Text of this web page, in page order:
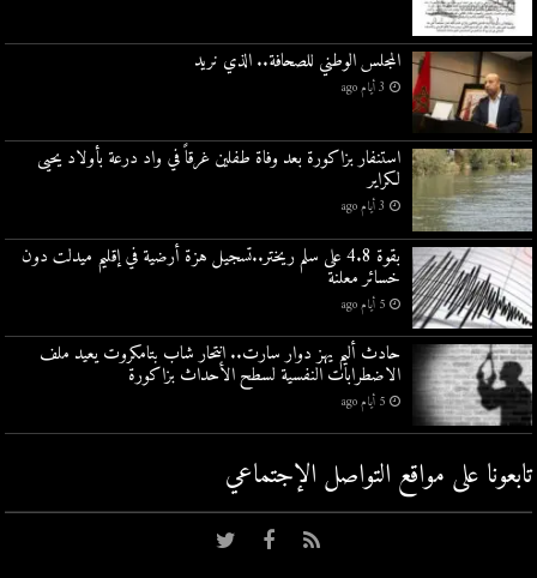
المجلس الوطني للصحافة.. الذي نريد
3 أيام ago
استنفار بزاكورة بعد وفاة طفلين غرقاً في واد درعة بأولاد يحيى
لكراير
3 أيام ago
بقوة 4.8 على سلم ريختر..تسجيل هزة أرضية في إقليم ميدلت دون
خسائر معلنة
5 أيام ago
حادث أليم يهز دوار سارت.. انتحار شاب بتامكروت يعيد ملف
الاضطرابات النفسية لسطح الأحداث بزاكورة
5 أيام ago
تابعونا على مواقع التواصل اﻹجتماعي